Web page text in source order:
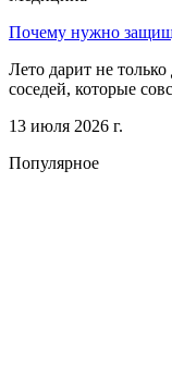
Почему нужно
Лето дарит не
соседей, которые
13 июля 2026 г.
Популярное